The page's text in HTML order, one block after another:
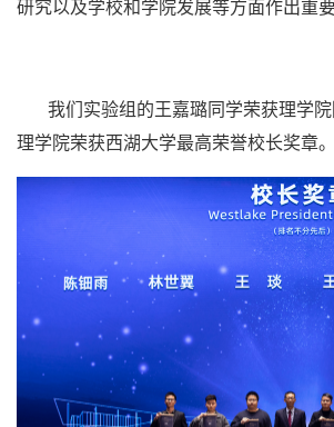
研究以及学校和学院发展等方面作出重
我们实验组的王嘉璐同学荣获理学院
理学院荣获西湖大学最高荣誉校长奖章。